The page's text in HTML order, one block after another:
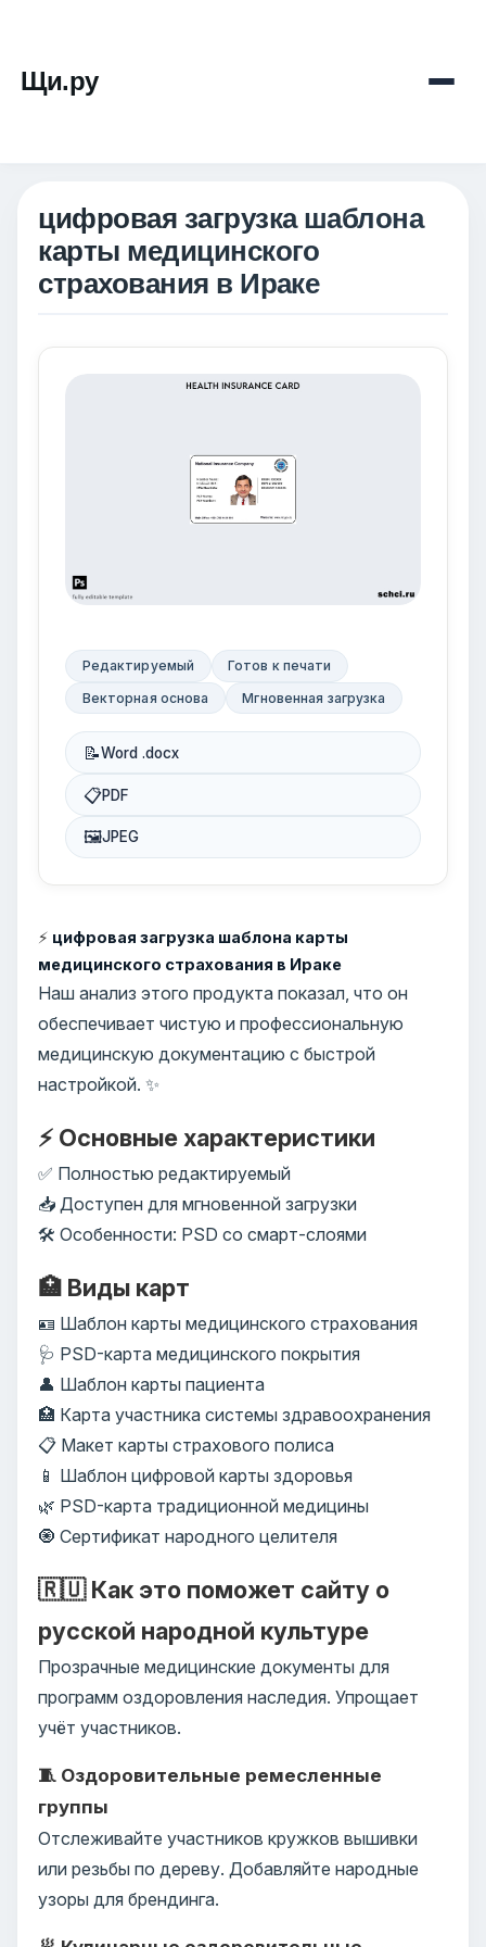
Щи.ру
цифровая загрузка шаблона
карты медицинского
страхования в Ираке
Редактируемый
Готов к печати
Векторная основа
Мгновенная загрузка
📝Word .docx
📋PDF
🖼JPEG
⚡ цифровая загрузка шаблона карты
медицинского страхования в Ираке
Наш анализ этого продукта показал, что он
обеспечивает чистую и профессиональную
медицинскую документацию с быстрой
настройкой. ✨
⚡ Основные характеристики
✅ Полностью редактируемый
📥 Доступен для мгновенной загрузки
🛠️ Особенности: PSD со смарт-слоями
🏥 Виды карт
🪪 Шаблон карты медицинского страхования
🩺 PSD-карта медицинского покрытия
👤 Шаблон карты пациента
🏥 Карта участника системы здравоохранения
📋 Макет карты страхового полиса
📱 Шаблон цифровой карты здоровья
🌿 PSD-карта традиционной медицины
🧿 Сертификат народного целителя
🇷🇺 Как это поможет сайту о
русской народной культуре
Прозрачные медицинские документы для
программ оздоровления наследия. Упрощает
учёт участников.
🧵 Оздоровительные ремесленные
группы
Отслеживайте участников кружков вышивки
или резьбы по дереву. Добавляйте народные
узоры для брендинга.